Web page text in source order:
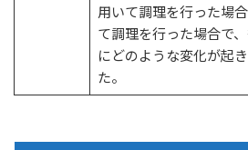
用いて調理を行った場
て調理を行った場合で
にどのような変化が起
た。